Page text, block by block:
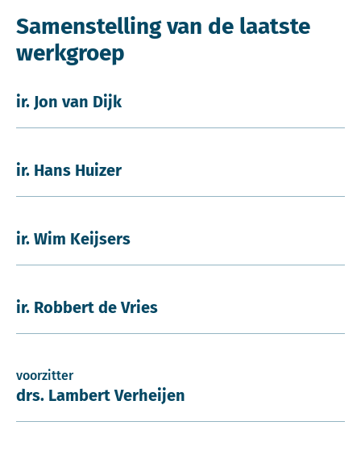
Samenstelling van de laatste
werkgroep
ir. Jon van Dijk
ir. Hans Huizer
ir. Wim Keijsers
ir. Robbert de Vries
voorzitter
drs. Lambert Verheijen